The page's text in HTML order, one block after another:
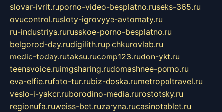
slovar-ivrit.ruporno-video-besplatno.ruseks-365.ru
ovucontrol.rusloty-igrovyye-avtomaty.ru
ru-industriya.rurusskoe-porno-besplatno.ru
belgorod-day.rudigilith.rupichkurovlab.ru
medic-today.rutaksu.rucomp123.rudon-ykt.ru
teensvoice.ruimgsharing.rudomashnee-porno.ru
eva-elfie.rufoto-tur.rubiz-doska.rumetropoltravel.ru
veslo-i-yakor.ruborodino-media.rurostotsky.ru
regionufa.ruweiss-bet.ruzaryna.rucasinotablet.ru